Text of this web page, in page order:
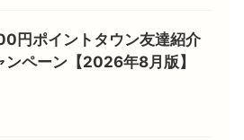
円ポイントタウン友達紹介
ンペーン【2026年8月版】